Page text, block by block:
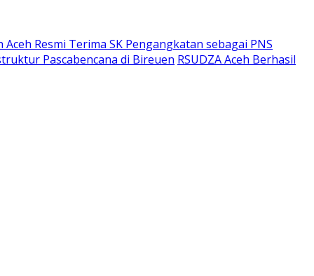
Aceh Resmi Terima SK Pengangkatan sebagai PNS
Pascabencana di Bireuen RSUDZA Aceh Berhasil